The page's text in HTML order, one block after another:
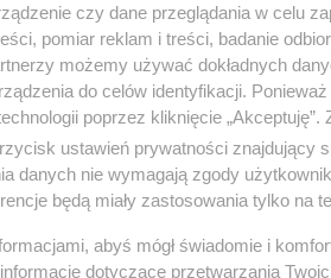
czy dane przeglądania w celu
pomiar reklam i treści, badanie
możemy używać dokładnych
do celów identyfikacji.
poprzez kliknięcie
ustawień prywatności znajdujący
danych nie wymagają zgody
będą miały zastosowania tylko na
abyś mógł świadomie i
dotyczące przetwarzania